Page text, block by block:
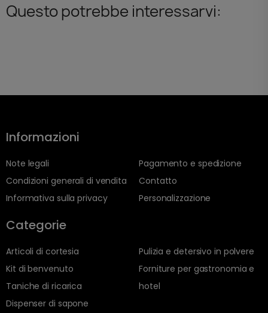
Questo potrebbe interessarvi:
Informazioni
Note legali
Condizioni generali di vendita
Informativa sulla privacy
Pagamento e spedizione
Contatto
Personalizzazione
Categorie
Articoli di cortesia
Kit di benvenuto
Taniche di ricarica
Dispenser di sapone
Pulizia e detersivo in polvere
Forniture per gastronomia e
hotel